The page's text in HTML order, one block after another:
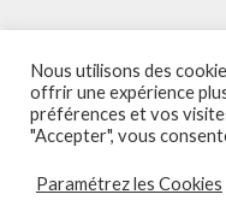
Accueil Politique de
SOS – Demande d’aide
Sup'Recherche -
Nous utilisons des
offrir une expérience
préférences et vos
"Accepter", vous
Paramétrez les Cookies